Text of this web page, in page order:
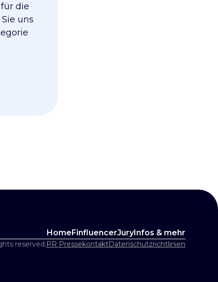
die
uns
HomeFinfluencerJuryInfos & mehr
reserved.PR PressekontaktDatenschutzrichtlinien